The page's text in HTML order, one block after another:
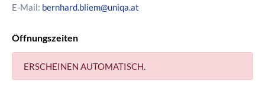
E-Mail: bernhard.bliem@uniqa.at
Öffnungszeiten
ERSCHEINEN AUTOMATISCH.